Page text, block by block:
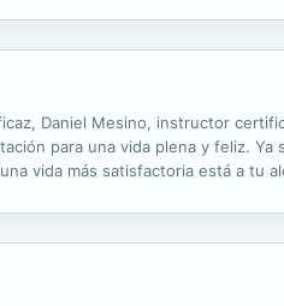
Daniel Mesino, instructor
para una vida plena y feliz.
vida más satisfactoria está a tu